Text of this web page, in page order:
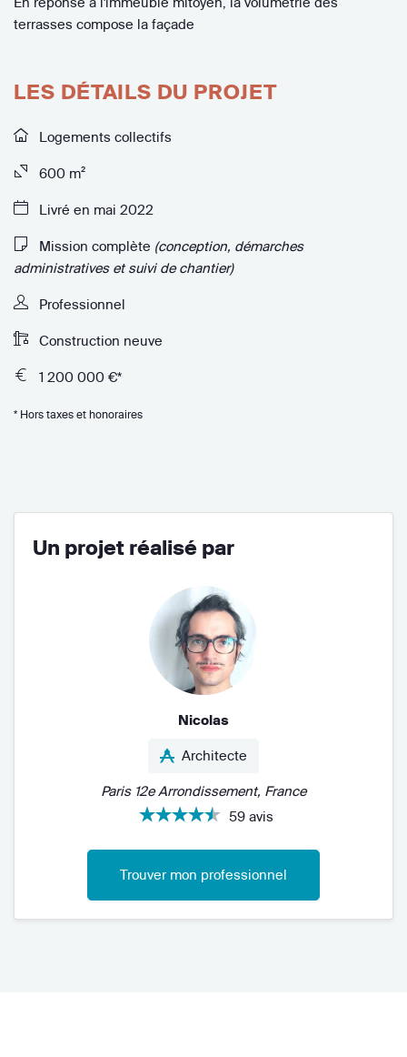
terrasses compose la façade
LES DÉTAILS DU PROJET
Logements collectifs
600 m²
Livré en mai 2022
Mission complète (conception, démarches
administratives et suivi de chantier)
Professionnel
Construction neuve
1 200 000 €*
* Hors taxes et honoraires
Un projet réalisé par
Nicolas
Architecte
Paris 12e Arrondissement, France
59 avis
Trouver mon professionnel